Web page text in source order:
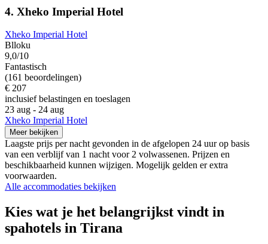
4. Xheko Imperial Hotel
Xheko Imperial Hotel
Blloku
9,0/10
Fantastisch
(161 beoordelingen)
€ 207
inclusief belastingen en toeslagen
23 aug - 24 aug
Xheko Imperial Hotel
Meer bekijken
Laagste prijs per nacht gevonden in de afgelopen 24 uur op basis
van een verblijf van 1 nacht voor 2 volwassenen. Prijzen en
beschikbaarheid kunnen wijzigen. Mogelijk gelden er extra
voorwaarden.
Alle accommodaties bekijken
Kies wat je het belangrijkst vindt in
spahotels in Tirana